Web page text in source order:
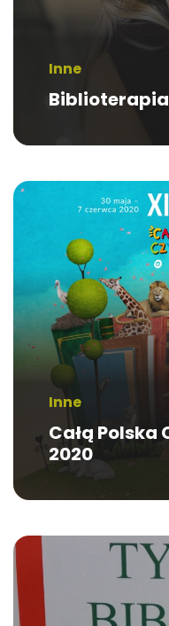
Inne
Biblioterapia
Inne
Całą Polska
2020